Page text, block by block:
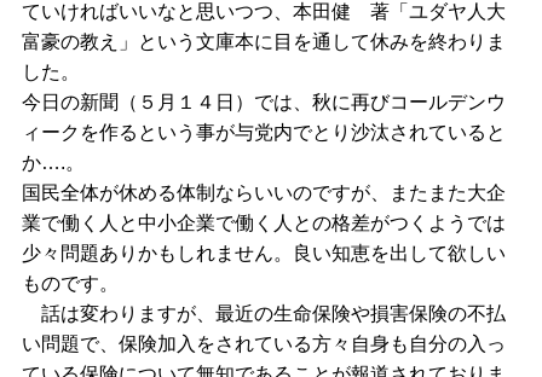
ていければいいなと思いつつ、本田健 著「ユダヤ人大
富豪の教え」という文庫本に目を通して休みを終わりま
した。
今日の新聞（５月１４日）では、秋に再びコールデンウ
ィークを作るという事が与党内でとり沙汰されていると
か….。
国民全体が休める体制ならいいのですが、またまた大企
業で働く人と中小企業で働く人との格差がつくようでは
少々問題ありかもしれません。良い知恵を出して欲しい
ものです。
話は変わりますが、最近の生命保険や損害保険の不払
い問題で、保険加入をされている方々自身も自分の入っ